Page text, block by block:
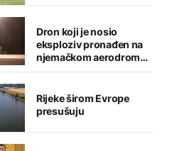
Dron koji je nosio
eksploziv pronađen na
njemačkom aerodromu,
sumnja se na Rusiju
Rijeke širom Evrope
presušuju